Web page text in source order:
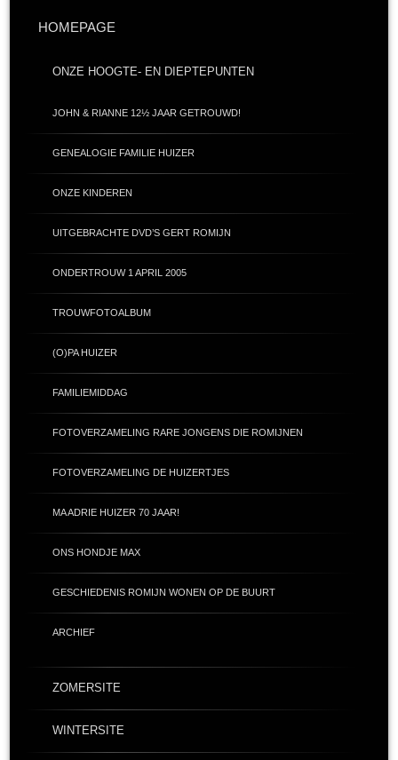
HOMEPAGE
ONZE HOOGTE- EN DIEPTEPUNTEN
JOHN & RIANNE 12½ JAAR GETROUWD!
GENEALOGIE FAMILIE HUIZER
ONZE KINDEREN
UITGEBRACHTE DVD’S GERT ROMIJN
ONDERTROUW 1 APRIL 2005
TROUWFOTOALBUM
(O)PA HUIZER
FAMILIEMIDDAG
FOTOVERZAMELING RARE JONGENS DIE ROMIJNEN
FOTOVERZAMELING DE HUIZERTJES
MA ADRIE HUIZER 70 JAAR!
ONS HONDJE MAX
GESCHIEDENIS ROMIJN WONEN OP DE BUURT
ARCHIEF
ZOMERSITE
WINTERSITE